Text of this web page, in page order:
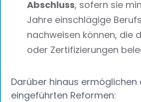
Abschluss, sofern sie
Jahre einschlägige
nachweisen können, die
oder Zertifizierungen
Darüber hinaus ermöglichen
eingeführten Reformen: